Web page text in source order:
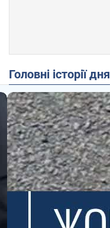
Головні історії дня